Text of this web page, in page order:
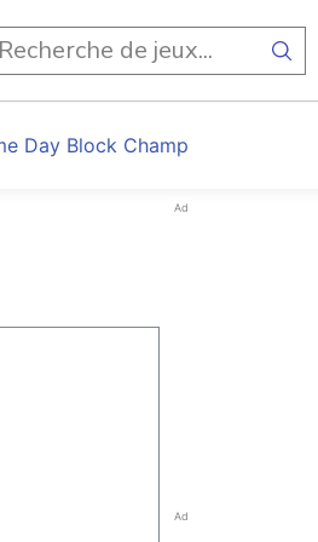
Day Block Champ
Ad
Ad